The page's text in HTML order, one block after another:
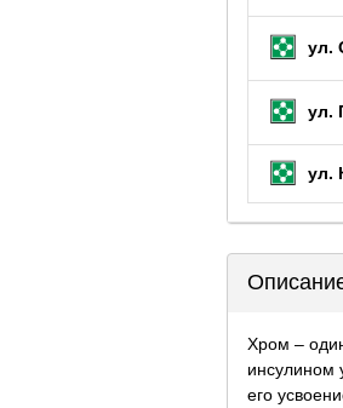
ул.
ул.
ул.
Хром –
инсулином
его